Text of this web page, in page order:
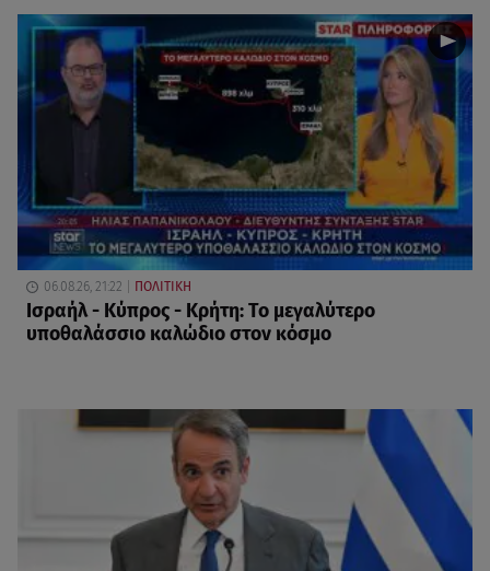
06.08.26, 21:22 ΠΟΛΙΤΙΚΗ
Ισραήλ - Κύπρος - Κρήτη: Το μεγαλύτερο
υποθαλάσσιο καλώδιο στον κόσμο